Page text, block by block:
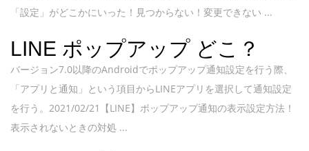
「設定」がどこかにいった！見つからない！変更できない ...
LINE ポップアップ どこ？
バージョン7.0以降のAndroidでポップアップ通知設定を行う際、
「アプリと通知」という項目からLINEアプリを選択して通知設定
を行う。2021/02/21【LINE】ポップアップ通知の表示設定方法！
表示されないときの対処 ...